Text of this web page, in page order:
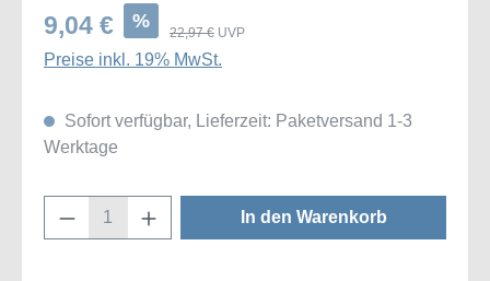
9,04 € %
22,97 € UVP
Preise inkl. 19% MwSt.
Sofort verfügbar, Lieferzeit: Paketversand 1-3
Werktage
Produkt Anzahl: Gib den gewünschten
In den Warenkorb